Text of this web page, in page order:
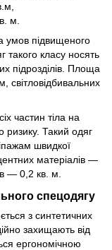
м.
умов підвищеного
такого класу носять
підрозділів. Площа
світловідбивальних
частин тіла на
ризику. Такий одяг
швидкої
матеріалів —
— 0,2 кв. м.
спецодягу
з синтетичних
захищають від
ергономічною